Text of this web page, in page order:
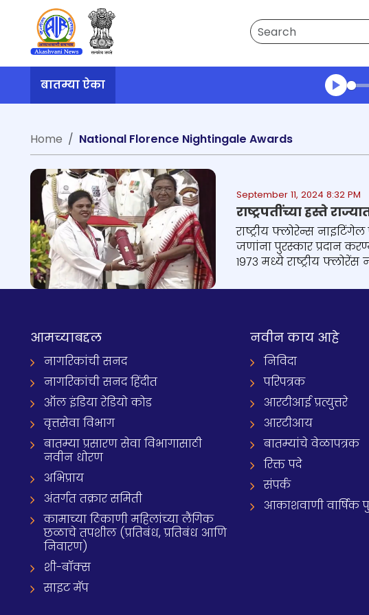
Search
बातम्या ऐका
Home
National Florence Nightingale Awards
September 11, 2024 8:32 PM
राष्ट्रपतींच्या हस्ते
राष्ट्रीय फ्लोरेन्स
जणांना पुरस्कार प्रदान
१९७३ मध्ये राष्ट्रीय
आमच्याबद्दल
नागरिकांची सनद
नागरिकांची सनद हिंदीत
ऑल इंडिया रेडियो कोड
वृत्तसेवा विभाग
बातम्या प्रसारण सेवा विभागासाठी
नवीन धोरण
अभिप्राय
अंतर्गत तक्रार समिती
कामाच्या ठिकाणी महिलांच्या लैंगिक
छळाचे तपशील (प्रतिबंध, प्रतिबंध आणि
निवारण)
शी-बॉक्स
साइट मॅप
नवीन काय आहे
निविदा
परिपत्रक
आरटीआई प्रत्युत्तरे
आरटीआय
बातम्यांचे वेळापत्रक
रिक्त पदे
संपर्क
आकाशवाणी वार्षिक